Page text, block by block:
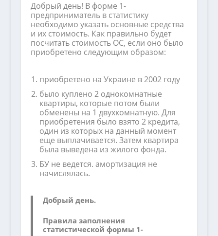
Добрый день! В форме 1-
предприниматель в статистику
необходимо указать основные средства
и их стоимость. Как правильно будет
посчитать стоимость ОС, если оно было
приобретено следующим образом:
приобретено на Украине в 2002 году
было куплено 2 однокомнатные
квартиры, которые потом были
обменены на 1 двухкомнатную. Для
приобретения было взято 2 кредита,
один из которых на данный момент
еще выплачивается. Затем квартира
была выведена из жилого фонда.
БУ не ведется. амортизация не
начислялась.
Добрый день.
Правила заполнения
статистической формы 1-